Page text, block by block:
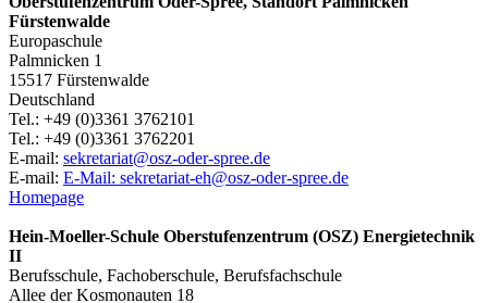
Fürstenwalde
Europaschule
Palmnicken 1
15517 Fürstenwalde
Deutschland
Tel.: +49 (0)3361 3762101
Tel.: +49 (0)3361 3762201
E-mail: sekretariat@osz-oder-spree.de
E-mail: E-Mail: sekretariat-eh@osz-oder-spree.de
Homepage
Hein-Moeller-Schule Oberstufenzentrum (OSZ) Energietechnik
II
Berufsschule, Fachoberschule, Berufsfachschule
Allee der Kosmonauten 18